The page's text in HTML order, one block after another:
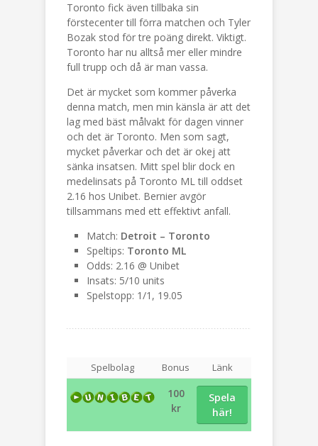
Toronto fick även tillbaka sin
förstecenter till förra matchen och Tyler
Bozak stod för tre poäng direkt. Viktigt.
Toronto har nu alltså mer eller mindre
full trupp och då är man vassa.
Det är mycket som kommer påverka
denna match, men min känsla är att det
lag med bäst målvakt för dagen vinner
och det är Toronto. Men som sagt,
mycket påverkar och det är okej att
sänka insatsen. Mitt spel blir dock en
medelinsats på Toronto ML till oddset
2.16 hos Unibet. Bernier avgör
tillsammans med ett effektivt anfall.
Match: Detroit – Toronto
Speltips: Toronto ML
Odds: 2.16 @ Unibet
Insats: 5/10 units
Spelstopp: 1/1, 19.05
Spelbolag Bonus Länk
100
kr
Spela
här!